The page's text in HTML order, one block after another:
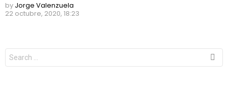
by Jorge Valenzuela
22 octubre, 2020, 18:23
Search
for: